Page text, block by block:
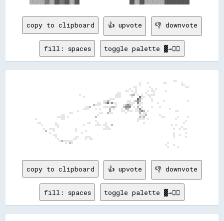
copy to clipboard 👍 upvote 👎 downvote
fill: spaces toggle palette ▓→✊🏽
                                                ░░                              ░░░░░░          ░░      ██░░░░    ░░
                                                                          ░░░░░░                      ██▒▒░░        ░░
                                                                    ░░░░▒▒░░                ░░░░  ░░▒▒▓▓▒▒          ░░          ░░                      ░░
                                                              ░░░░  ░░▒▒██░░▓▓░░░░          ░░░░░░░░  ▓▓░░░░              ░░
                                                          ▒▒░░░░░░              ░░      ░░▒▒▓▓▒▒░░    ░░░░
                                                  ░░░░▒▒            ░░░░░░░░▒▒▒▒░░      ▒▒▓▓▓▓▓▓  ░░  ▒▒  ░░        ░░      ░░
                                                ░░░░░░      ░░  ░░        ▒▒  ░░      ░░  ▒▒▒▒      ░░░░▓▓░░                          ░░
                                          ░░                              ▒▒          ░░░░  ░░░░░░  ░░░░▒▒▓▓▒▒  ░░                          ░░░░
copy to clipboard 👍 upvote 👎 downvote
fill: spaces toggle palette ▓→✊🏽